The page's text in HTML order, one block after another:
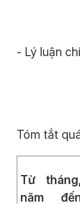
+Cử
- Lý luận
Tóm tắt
Từ
năm